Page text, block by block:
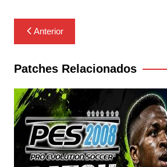
Navegação
de
Post
Anterior
Patches Relacionados